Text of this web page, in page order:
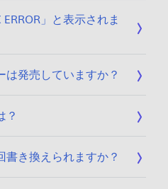
」と表示されま
は発売していますか？
？
書き換えられますか？